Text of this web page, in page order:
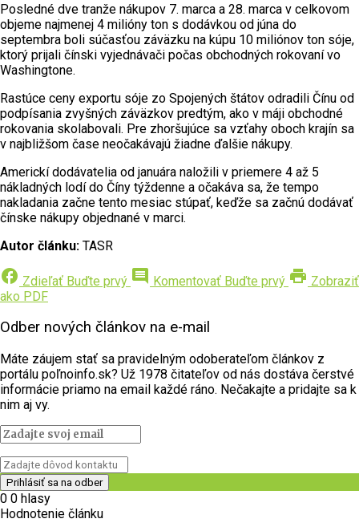
Posledné dve tranže nákupov 7. marca a 28. marca v celkovom
objeme najmenej 4 milióny ton s dodávkou od júna do
septembra boli súčasťou záväzku na kúpu 10 miliónov ton sóje,
ktorý prijali čínski vyjednávači počas obchodných rokovaní vo
Washingtone.
Rastúce ceny exportu sóje zo Spojených štátov odradili Čínu od
podpísania zvyšných záväzkov predtým, ako v máji obchodné
rokovania skolabovali. Pre zhoršujúce sa vzťahy oboch krajín sa
v najbližšom čase neočakávajú žiadne ďalšie nákupy.
Americkí dodávatelia od januára naložili v priemere 4 až 5
nákladných lodí do Číny týždenne a očakáva sa, že tempo
nakladania začne tento mesiac stúpať, keďže sa začnú dodávať
čínske nákupy objednané v marci.
Autor článku: TASR
facebook Zdieľať Buďte prvý comment Komentovať Buďte prvý print Zobraziť
ako PDF
Odber nových článkov na e-mail
Máte záujem stať sa pravidelným odoberateľom článkov z
portálu poľnoinfo.sk? Už 1978 čitateľov od nás dostáva čerstvé
informácie priamo na email každé ráno. Nečakajte a pridajte sa k
nim aj vy.
0 0 hlasy
Hodnotenie článku